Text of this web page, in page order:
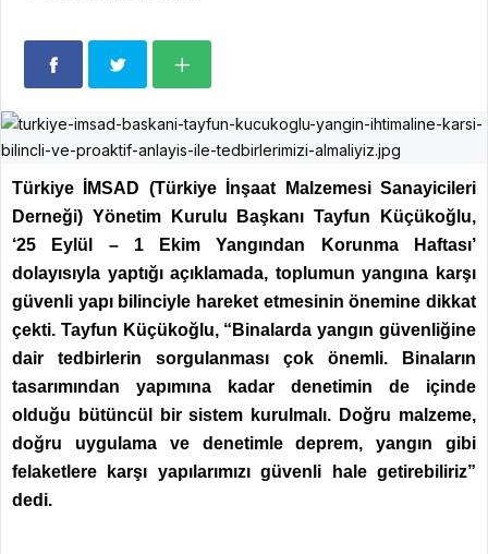
Türkiye İMSAD (Türkiye İnşaat Malzemesi Sanayicileri
Derneği) Yönetim Kurulu Başkanı Tayfun Küçükoğlu,
‘25 Eylül – 1 Ekim Yangından Korunma Haftası’
dolayısıyla yaptığı açıklamada, toplumun yangına karşı
güvenli yapı bilinciyle hareket etmesinin önemine dikkat
çekti. Tayfun Küçükoğlu, “Binalarda yangın güvenliğine
dair tedbirlerin sorgulanması çok önemli. Binaların
tasarımından yapımına kadar denetimin de içinde
olduğu bütüncül bir sistem kurulmalı. Doğru malzeme,
doğru uygulama ve denetimle deprem, yangın gibi
felaketlere karşı yapılarımızı güvenli hale getirebiliriz”
dedi.